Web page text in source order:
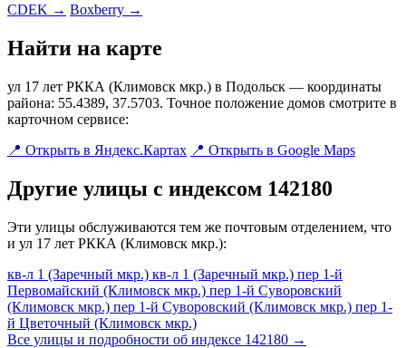
CDEK → Boxberry →
Найти на карте
ул 17 лет РККА (Климовск мкр.) в Подольск — координаты
района: 55.4389, 37.5703. Точное положение домов смотрите в
карточном сервисе:
📍 Открыть в Яндекс.Картах 📍 Открыть в Google Maps
Другие улицы с индексом 142180
Эти улицы обслуживаются тем же почтовым отделением, что
и ул 17 лет РККА (Климовск мкр.):
кв-л 1 (Заречный мкр.) кв-л 1 (Заречный мкр.) пер 1-й
Первомайский (Климовск мкр.) пер 1-й Суворовский
(Климовск мкр.) пер 1-й Суворовский (Климовск мкр.) пер 1-
й Цветочный (Климовск мкр.)
Все улицы и подробности об индексе 142180 →